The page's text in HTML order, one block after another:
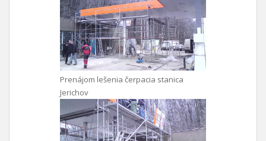
Prenájom lešenia čerpacia stanica
Jerichov